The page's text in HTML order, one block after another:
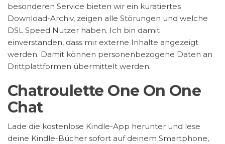
besonderen Service bieten wir ein kuratiertes
Download-Archiv, zeigen alle Störungen und welche
DSL Speed Nutzer haben. Ich bin damit
einverstanden, dass mir externe Inhalte angezeigt
werden. Damit können personenbezogene Daten an
Drittplattformen übermittelt werden.
Chatroulette One On One
Chat
Lade die kostenlose Kindle-App herunter und lese
deine Kindle-Bücher sofort auf deinem Smartphone,